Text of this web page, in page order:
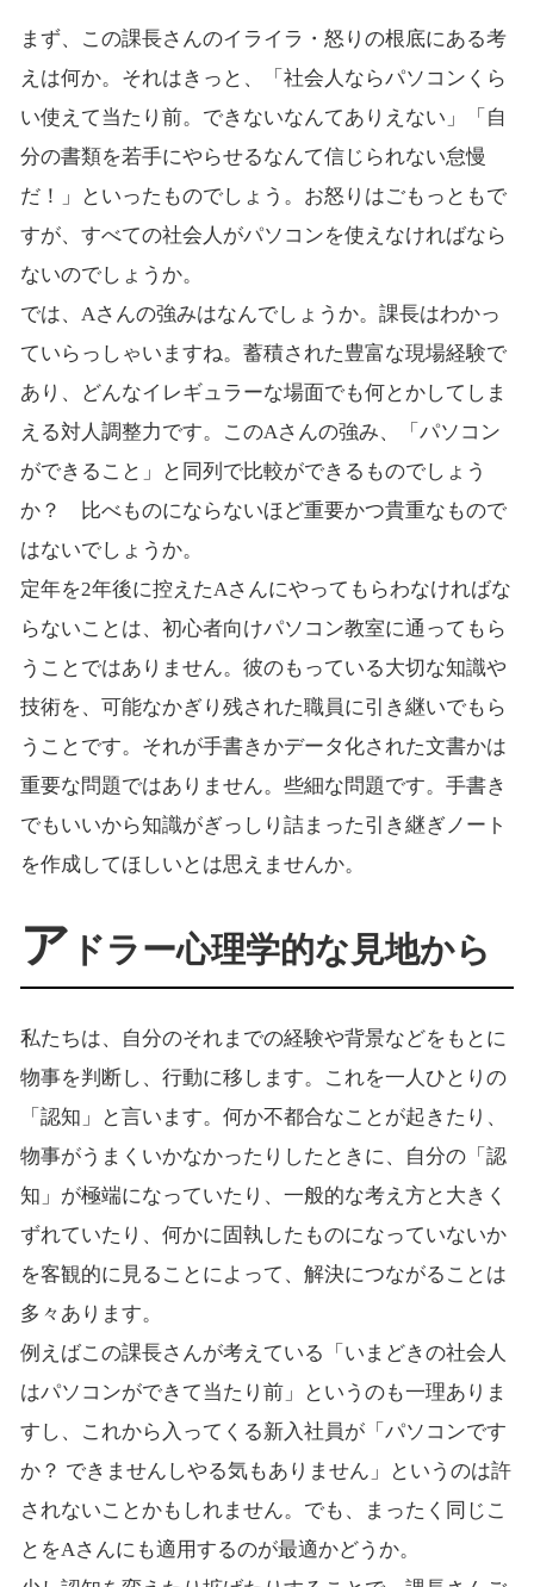
まず、この課長さんのイライラ・怒りの根底にある考
えは何か。それはきっと、「社会人ならパソコンくら
い使えて当たり前。できないなんてありえない」「自
分の書類を若手にやらせるなんて信じられない怠慢
だ！」といったものでしょう。お怒りはごもっともで
すが、すべての社会人がパソコンを使えなければなら
ないのでしょうか。
では、Aさんの強みはなんでしょうか。課長はわかっ
ていらっしゃいますね。蓄積された豊富な現場経験で
あり、どんなイレギュラーな場面でも何とかしてしま
える対人調整力です。このAさんの強み、「パソコン
ができること」と同列で比較ができるものでしょう
か？ 比べものにならないほど重要かつ貴重なもので
はないでしょうか。
定年を2年後に控えたAさんにやってもらわなければな
らないことは、初心者向けパソコン教室に通ってもら
うことではありません。彼のもっている大切な知識や
技術を、可能なかぎり残された職員に引き継いでもら
うことです。それが手書きかデータ化された文書かは
重要な問題ではありません。些細な問題です。手書き
でもいいから知識がぎっしり詰まった引き継ぎノート
を作成してほしいとは思えませんか。
ア ドラー心理学的な見地から
私たちは、自分のそれまでの経験や背景などをもとに
物事を判断し、行動に移します。これを一人ひとりの
「認知」と言います。何か不都合なことが起きたり、
物事がうまくいかなかったりしたときに、自分の「認
知」が極端になっていたり、一般的な考え方と大きく
ずれていたり、何かに固執したものになっていないか
を客観的に見ることによって、解決につながることは
多々あります。
例えばこの課長さんが考えている「いまどきの社会人
はパソコンができて当たり前」というのも一理ありま
すし、これから入ってくる新入社員が「パソコンです
か？ できませんしやる気もありません」というのは許
されないことかもしれません。でも、まったく同じこ
とをAさんにも適用するのが最適かどうか。